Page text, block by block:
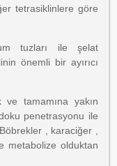
tetrasiklinlere göre
tuzları ile şelat
önemli bir ayırıcı
tamamına yakın
penetrasyonu ile
, karaciğer ,
metabolize olduktan